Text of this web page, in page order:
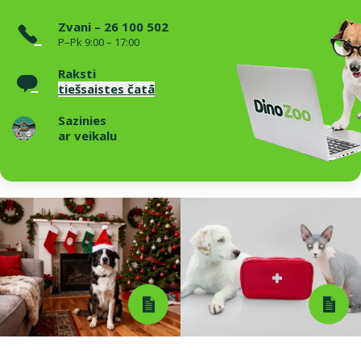
Zvani – 26 100 502
P–Pk 9:00 – 17:00
Raksti
tiešsaistes čatā
Sazinies
ar veikalu